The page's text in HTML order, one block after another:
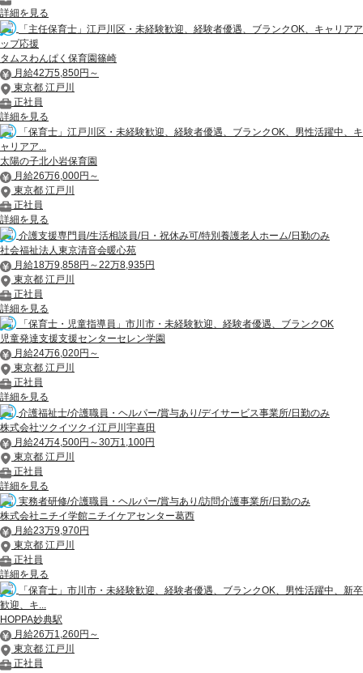
詳細を見る
「主任保育士」江戸川区・未経験歓迎、経験者優遇、ブランクOK、キャリアア
ップ応援
タムスわんぱく保育園篠崎
月給42万5,850円～
東京都 江戸川
正社員
詳細を見る
「保育士」江戸川区・未経験歓迎、経験者優遇、ブランクOK、男性活躍中、キ
ャリアア...
太陽の子北小岩保育園
月給26万6,000円～
東京都 江戸川
正社員
詳細を見る
介護支援専門員/生活相談員/日・祝休み可/特別養護老人ホーム/日勤のみ
社会福祉法人東京清音会暖心苑
月給18万9,858円～22万8,935円
東京都 江戸川
正社員
詳細を見る
「保育士・児童指導員」市川市・未経験歓迎、経験者優遇、ブランクOK
児童発達支援支援センターセレン学園
月給24万6,020円～
東京都 江戸川
正社員
詳細を見る
介護福祉士/介護職員・ヘルパー/賞与あり/デイサービス事業所/日勤のみ
株式会社ツクイツクイ江戸川宇喜田
月給24万4,500円～30万1,100円
東京都 江戸川
正社員
詳細を見る
実務者研修/介護職員・ヘルパー/賞与あり/訪問介護事業所/日勤のみ
株式会社ニチイ学館ニチイケアセンター葛西
月給23万9,970円
東京都 江戸川
正社員
詳細を見る
「保育士」市川市・未経験歓迎、経験者優遇、ブランクOK、男性活躍中、新卒
歓迎、キ...
HOPPA妙典駅
月給26万1,260円～
東京都 江戸川
正社員